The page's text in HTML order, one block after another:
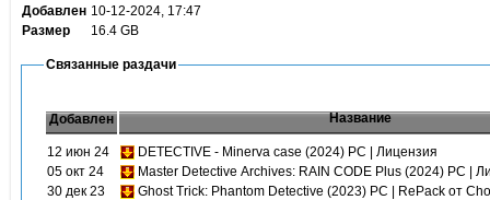
Добавлен 10-12-2024, 17:47
Размер
16.4 GB
Связанные раздачи
Добавлен Название
12 июн 24
DETECTIVE - Minerva case (2024) PC | Лицензия
05 окт 24
Master Detective Archives: RAIN CODE Plus (2024) PC |
30 дек 23
Ghost Trick: Phantom Detective (2023) PC | RePack от